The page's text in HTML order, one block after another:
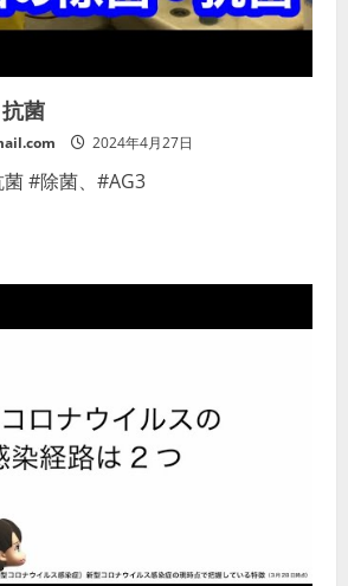
菌
2024年4月27日
#除菌、#AG3